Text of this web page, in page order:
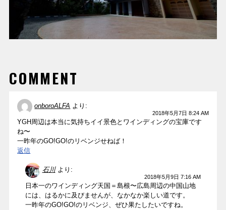
COMMENT
onboroALFA より:
2018年5月7日 8:24 AM
YGH周辺は本当に気持ちイイ景色とワインディングの宝庫です
ね〜
一昨年のGO!GO!のリベンジせねば！
返信
石川 より:
2018年5月9日 7:16 AM
日本一のワインディング天国＝島根〜広島周辺の中国山地
には、はるかに及びませんが、なかなか楽しい道です。
一昨年のGO!GO!のリベンジ、ぜひ果たしたいですね。